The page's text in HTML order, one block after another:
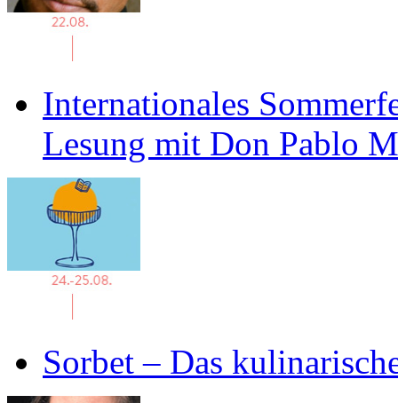
Internationales
Lesung mit Don Pablo
Sorbet – Das